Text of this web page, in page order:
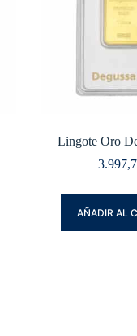
Lingote Oro
AÑADIR AL